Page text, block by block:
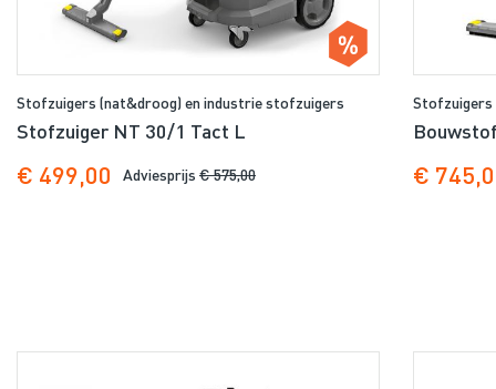
Stofzuigers (nat&droog) en industrie stofzuigers
Stofzuiger NT 30/1 Tact L
€ 499,00 Adviesprijs € 575,00
Stofzuigers
€